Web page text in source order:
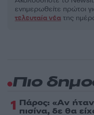
ενημερωθείτε πρώτοι
τελευταία νέα της
Πιο
1 Πάρος: «Αν
πισίνα, δε θα